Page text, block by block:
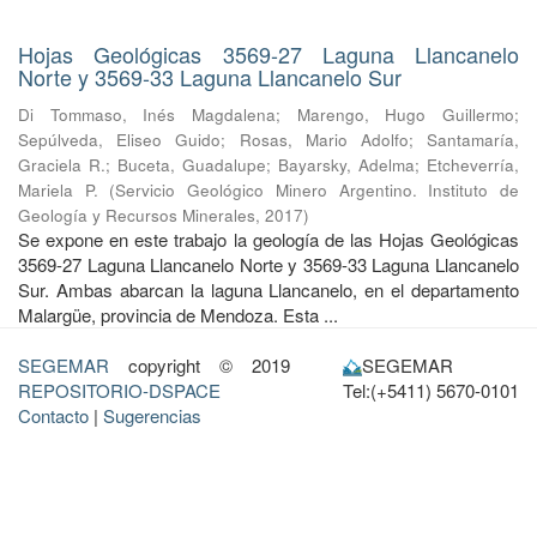
Hojas Geológicas 3569-27 Laguna Llancanelo
Norte y 3569-33 Laguna Llancanelo Sur
Di Tommaso, Inés Magdalena; Marengo, Hugo Guillermo;
Sepúlveda, Eliseo Guido; Rosas, Mario Adolfo;Santamaría,
Graciela R.; Buceta, Guadalupe; Bayarsky, Adelma; Etcheverría,
Mariela P. (Servicio Geológico Minero Argentino. Instituto de
Geología y Recursos Minerales, 2017)
Se expone en este trabajo la geología de las Hojas Geológicas
3569-27 Laguna Llancanelo Norte y 3569-33 Laguna Llancanelo
Sur. Ambas abarcan la laguna Llancanelo, en el departamento
Malargüe, provincia de Mendoza. Esta ...
SEGEMAR copyright © 2019
REPOSITORIO-DSPACE
Contacto | Sugerencias
SEGEMAR
Tel:(+5411) 5670-0101